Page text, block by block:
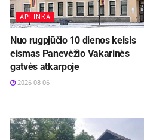
APLINKA
Nuo rugpjūčio 10 dienos keisis
eismas Panevėžio Vakarinės
gatvės atkarpoje
2026-08-06